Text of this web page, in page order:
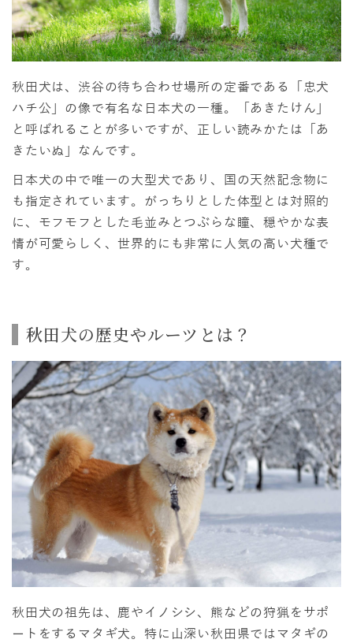
秋田犬は、渋谷の待ち合わせ場所の定番である「忠犬
ハチ公」の像で有名な日本犬の一種。「あきたけん」
と呼ばれることが多いですが、正しい読みかたは「あ
きたいぬ」なんです。
日本犬の中で唯一の大型犬であり、国の天然記念物に
も指定されています。がっちりとした体型とは対照的
に、モフモフとした毛並みとつぶらな瞳、穏やかな表
情が可愛らしく、世界的にも非常に人気の高い犬種で
す。
秋田犬の歴史やルーツとは？
秋田犬の祖先は、鹿やイノシシ、熊などの狩猟をサポ
ートをするマタギ犬。特に山深い秋田県ではマタギの